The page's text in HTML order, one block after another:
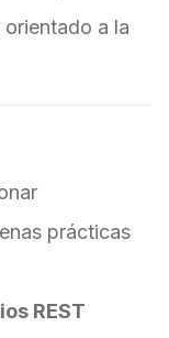
a la
prácticas
REST